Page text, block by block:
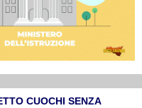
CUOCHI SENZA